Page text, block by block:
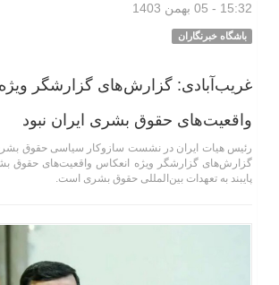
15:32 - 05 بهمن 1403
باشگاه خبرنگاران
غریب‌آبادی: گزارش‌های گزارشگر
واقعیت‌های حقوق بشری ایران نبود
رئیس هیات ایران در نشست سازوکار سیاسی حقوق
گزارش‌های گزارشگر ویژه انعکاس واقعیت‌های حقوق
پایبند به تعهدات بین‌المللی حقوق بشری است.